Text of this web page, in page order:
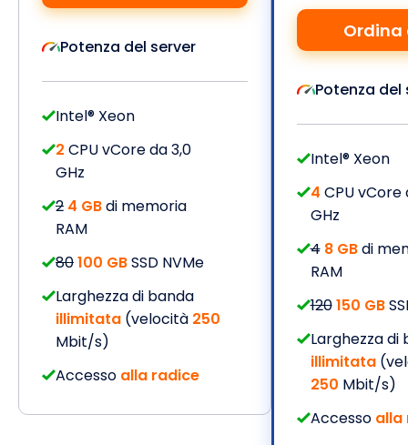
Potenza del server
Intel® Xeon
2 CPU vCore da 3,0
GHz
2 4 GBdi memoria
RAM
80100 GBSSD NVMe
Larghezza di banda
illimitata (velocità 250
Mbit/s)
Accesso alla radice
Ordina
Potenza del
Intel® Xeon
4 CPU vCore
GHz
4 8 GBdi
RAM
120150 GB
Larghezza di
illimitata
250 Mbit/s)
Accesso alla